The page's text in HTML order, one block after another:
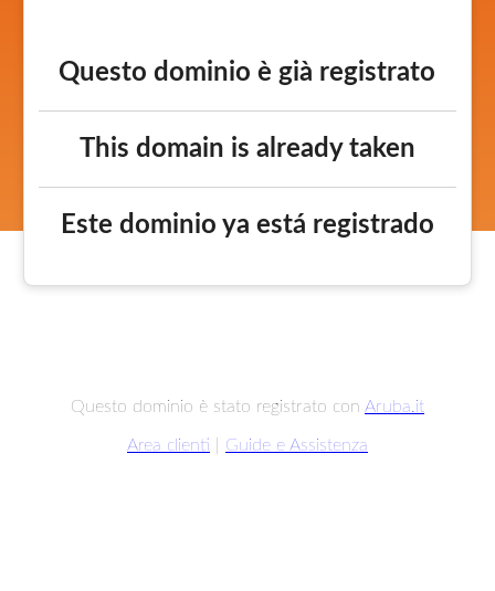
Questo dominio è già registrato
This domain is already taken
Este dominio ya está registrado
Questo dominio è stato registrato con Aruba.it
Area clienti Guide e Assistenza